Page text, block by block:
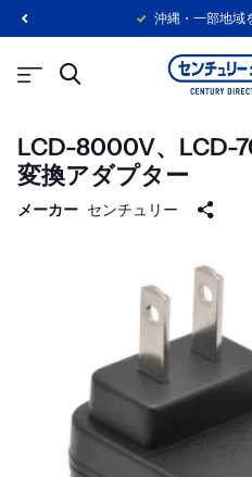
沖縄・一部地域
LCD-8000V、LCD-
変換アダプター
メーカー センチュリー